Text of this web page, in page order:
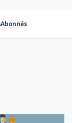
Abonnés